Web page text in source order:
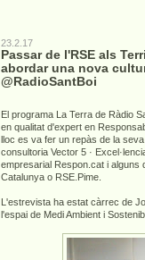
23.2.17
Passar de l'RSE als
abordar una nova
@RadioSantBoi
El programa La Terra de Ràdio
en qualitat d'expert en
lloc es va fer un repàs de la
consultoria Vector 5 ·
empresarial Respon.cat i alguns
Catalunya o RSE.Pime.
L'estrevista ha estat càrrec de
l'espai de Medi Ambient i